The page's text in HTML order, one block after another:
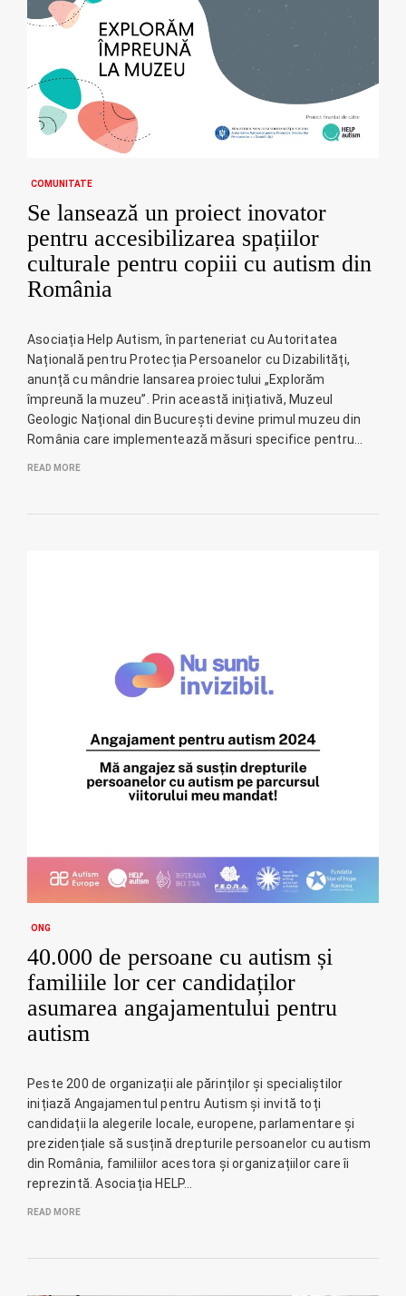
COMUNITATE
Se lansează un proiect inovator
pentru accesibilizarea spațiilor
culturale pentru copiii cu autism din
România
Asociația Help Autism, în parteneriat cu Autoritatea
Națională pentru Protecția Persoanelor cu Dizabilități,
anunță cu mândrie lansarea proiectului „Explorăm
împreună la muzeu”. Prin această inițiativă, Muzeul
Geologic Național din București devine primul muzeu din
România care implementează măsuri specifice pentru…
READ MORE
ONG
40.000 de persoane cu autism și
familiile lor cer candidaților
asumarea angajamentului pentru
autism
Peste 200 de organizații ale părinților și specialiștilor
inițiază Angajamentul pentru Autism și invită toți
candidații la alegerile locale, europene, parlamentare și
prezidențiale să susțină drepturile persoanelor cu autism
din România, familiilor acestora și organizațiilor care îi
reprezintă. Asociația HELP…
READ MORE